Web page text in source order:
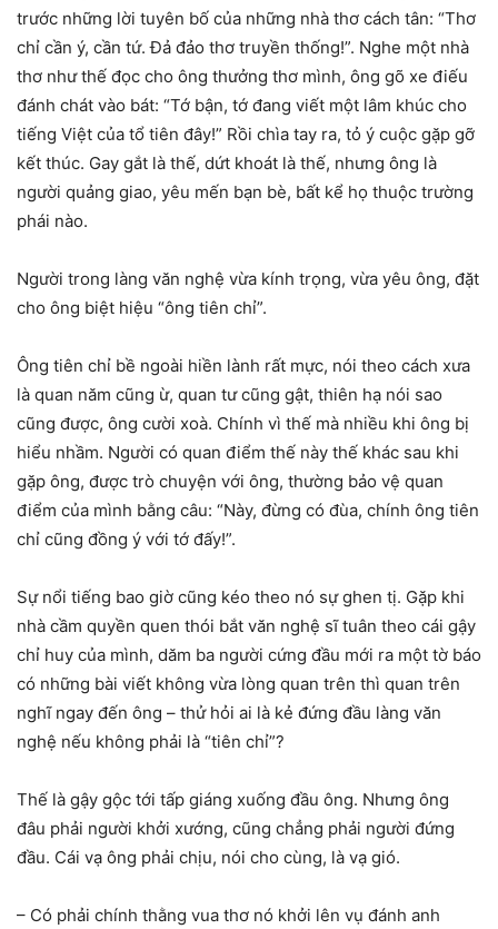
trước những lời tuyên bố của những nhà thơ cách tân: “Thơ
chỉ cần ý, cần tứ. Đả đảo thơ truyền thống!”. Nghe một nhà
thơ như thế đọc cho ông thưởng thơ mình, ông gõ xe điếu
đánh chát vào bát: “Tớ bận, tớ đang viết một lâm khúc cho
tiếng Việt của tổ tiên đây!” Rồi chìa tay ra, tỏ ý cuộc gặp gỡ
kết thúc. Gay gắt là thế, dứt khoát là thế, nhưng ông là
người quảng giao, yêu mến bạn bè, bất kể họ thuộc trường
phái nào.
Người trong làng văn nghệ vừa kính trọng, vừa yêu ông, đặt
cho ông biệt hiệu “ông tiên chỉ”.
Ông tiên chỉ bề ngoài hiền lành rất mực, nói theo cách xưa
là quan năm cũng ừ, quan tư cũng gật, thiên hạ nói sao
cũng được, ông cười xoà. Chính vì thế mà nhiều khi ông bị
hiểu nhầm. Người có quan điểm thế này thế khác sau khi
gặp ông, được trò chuyện với ông, thường bảo vệ quan
điểm của mình bằng câu: “Này, đừng có đùa, chính ông tiên
chỉ cũng đồng ý với tớ đấy!”.
Sự nổi tiếng bao giờ cũng kéo theo nó sự ghen tị. Gặp khi
nhà cầm quyền quen thói bắt văn nghệ sĩ tuân theo cái gậy
chỉ huy của mình, dăm ba người cứng đầu mới ra một tờ báo
có những bài viết không vừa lòng quan trên thì quan trên
nghĩ ngay đến ông – thử hỏi ai là kẻ đứng đầu làng văn
nghệ nếu không phải là “tiên chỉ”?
Thế là gậy gộc tới tấp giáng xuống đầu ông. Nhưng ông
đâu phải người khởi xướng, cũng chẳng phải người đứng
đầu. Cái vạ ông phải chịu, nói cho cùng, là vạ gió.
– Có phải chính thằng vua thơ nó khởi lên vụ đánh anh